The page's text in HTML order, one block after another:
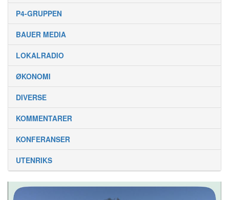
P4-GRUPPEN
BAUER MEDIA
LOKALRADIO
ØKONOMI
DIVERSE
KOMMENTARER
KONFERANSER
UTENRIKS